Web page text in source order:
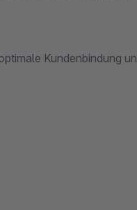
Kundenbindung